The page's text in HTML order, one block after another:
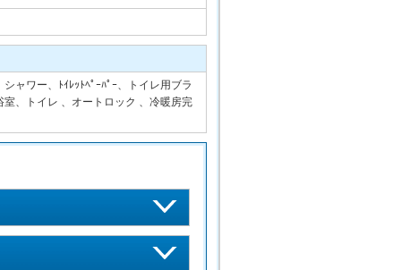
ャワー、ﾄｲﾚｯﾄﾍﾟｰﾊﾟｰ、トイレ用ブラ
、トイレ 、オートロック 、冷暖房完